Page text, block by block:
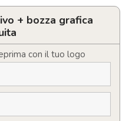
+ bozza grafica
con il tuo logo